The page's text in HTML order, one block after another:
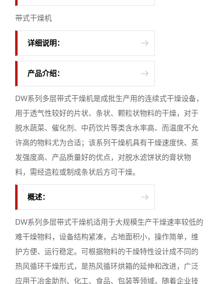
带式干燥机
详细说明：
产品介绍：
DW系列多层带式干燥机是成批生产用的连续式干燥设备，
用于透气性较好的片状、条状、颗粒状物料的干燥，对于
脱水蔬菜、催化剂、中药饮片等类含水率高、而温度不允
许高的物料尤为合适；该系列干燥机具有干燥速度快、蒸
发强度高、产品质量好的优点，对脱水滤饼状的膏状物
料，需经造粒或制成条状后方可干燥。
概述：
DW系列多层带式干燥机适用于大规模生产干燥速率较低的
难干燥物料，设备结构紧凑，占地面积小，操作简单，维
护方便、运行稳定。可根据物料的干燥特性设计成不同的
热风循环干燥形式，是热风循环烘箱的延伸和改进，广泛
应用于冶金助剂、化工、食品、包装等领域。随着企业技